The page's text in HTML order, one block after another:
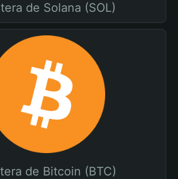
de Solana (SOL)
de Bitcoin (BTC)